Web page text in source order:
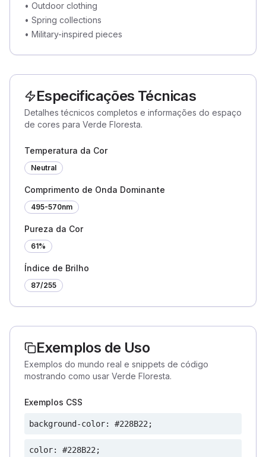
• Outdoor clothing
• Spring collections
• Military-inspired pieces
Especificações Técnicas
Detalhes técnicos completos e informações do espaço
de cores para Verde Floresta.
Temperatura da Cor
Neutral
Comprimento de Onda Dominante
495-570nm
Pureza da Cor
61%
Índice de Brilho
87/255
Exemplos de Uso
Exemplos do mundo real e snippets de código
mostrando como usar Verde Floresta.
Exemplos CSS
background-color: #228B22;
color: #228B22;